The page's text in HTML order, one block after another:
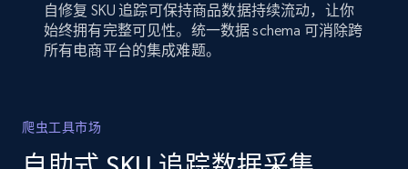
自修复 SKU 追踪可保持商品数据持续流动，让你
始终拥有完整可见性。统一数据 schema 可消除跨
所有电商平台的集成难题。
爬虫工具市场